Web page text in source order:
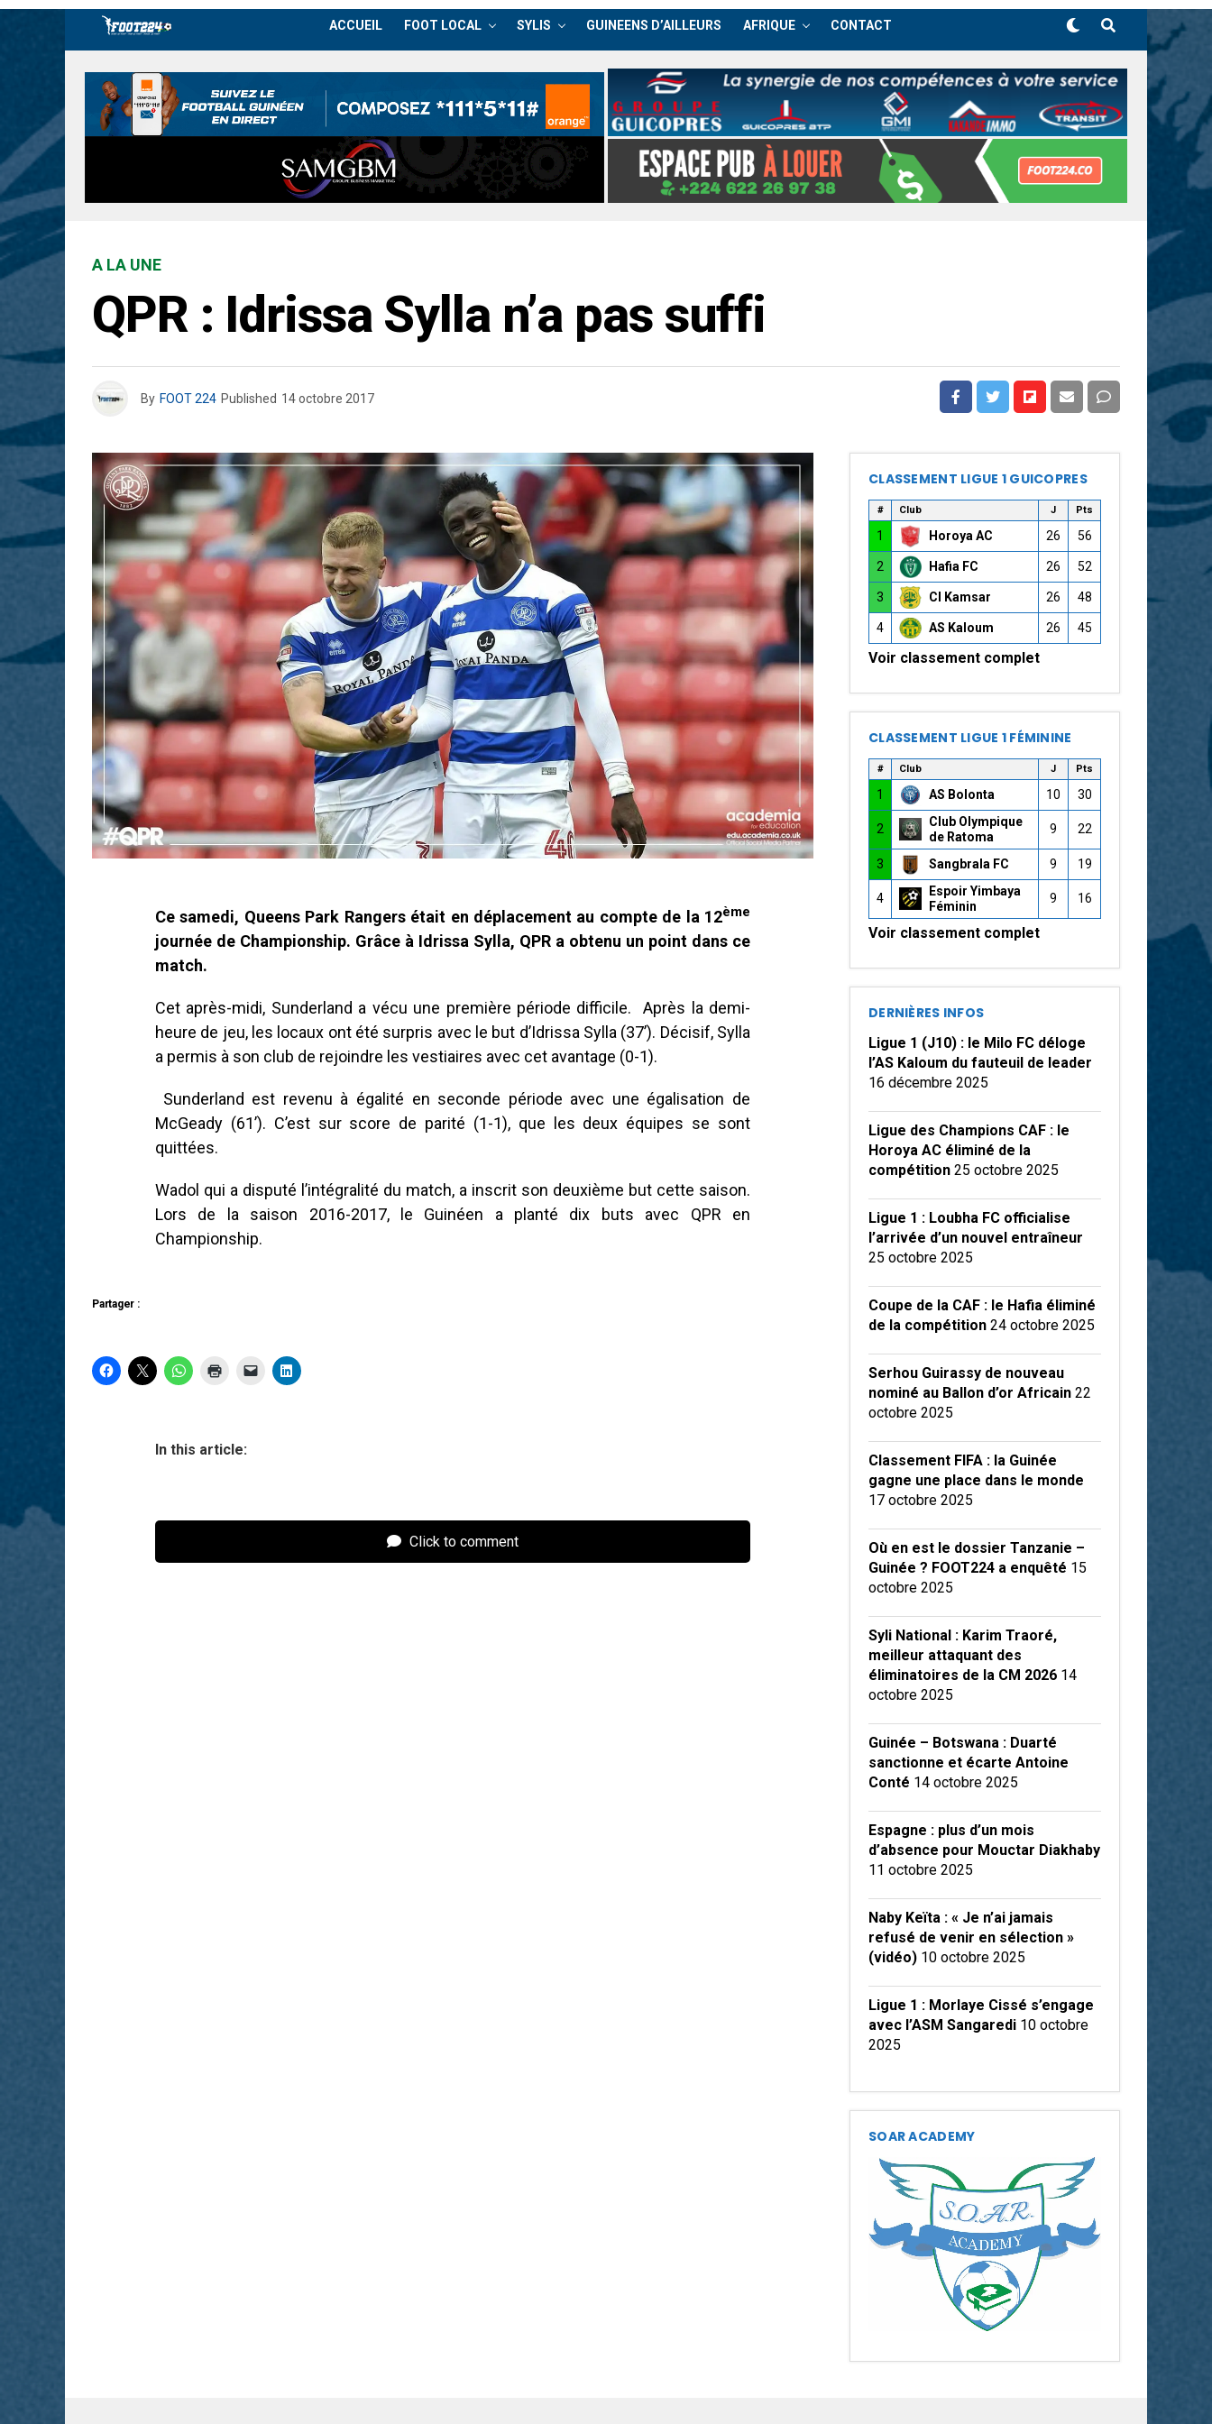
ACCUEIL FOOT LOCAL SYLIS GUINEENS D’AILLEURS AFRIQUE CONTACT
A LA UNE
QPR : Idrissa Sylla n’a pas suffi
By FOOT 224 Published 14 octobre 2017
Ce samedi, Queens Park Rangers était en déplacement au compte de la 12ème
journée de Championship. Grâce à Idrissa Sylla, QPR a obtenu un point dans ce
match.
Cet après-midi, Sunderland a vécu une première période difficile. Après la demi-
heure de jeu, les locaux ont été surpris avec le but d’Idrissa Sylla (37’). Décisif, Sylla
a permis à son club de rejoindre les vestiaires avec cet avantage (0-1).
Sunderland est revenu à égalité en seconde période avec une égalisation de
McGeady (61’). C’est sur score de parité (1-1), que les deux équipes se sont
quittées.
Wadol qui a disputé l’intégralité du match, a inscrit son deuxième but cette saison.
Lors de la saison 2016-2017, le Guinéen a planté dix buts avec QPR en
Championship.
Partager :
In this article:
Click to comment
CLASSEMENT LIGUE 1 GUICOPRES
# Club J Pts
1 Horoya AC 26 56
2 Hafia FC 26 52
3 CI Kamsar 26 48
4 AS Kaloum 26 45
Voir classement complet
CLASSEMENT LIGUE 1 FÉMININE
# Club J Pts
1 AS Bolonta 10 30
2
Club Olympique
de Ratoma
9 22
3 Sangbrala FC 9 19
4
Espoir Yimbaya
Féminin
9 16
Voir classement complet
DERNIÈRES INFOS
Ligue 1 (J10) : le Milo FC déloge
l’AS Kaloum du fauteuil de leader
16 décembre 2025
Ligue des Champions CAF : le
Horoya AC éliminé de la
compétition 25 octobre 2025
Ligue 1 : Loubha FC officialise
l’arrivée d’un nouvel entraîneur
25 octobre 2025
Coupe de la CAF : le Hafia éliminé
de la compétition 24 octobre 2025
Serhou Guirassy de nouveau
nominé au Ballon d’or Africain 22
octobre 2025
Classement FIFA : la Guinée
gagne une place dans le monde
17 octobre 2025
Où en est le dossier Tanzanie –
Guinée ? FOOT224 a enquêté 15
octobre 2025
Syli National : Karim Traoré,
meilleur attaquant des
éliminatoires de la CM 2026 14
octobre 2025
Guinée – Botswana : Duarté
sanctionne et écarte Antoine
Conté 14 octobre 2025
Espagne : plus d’un mois
d’absence pour Mouctar Diakhaby
11 octobre 2025
Naby Keïta : « Je n’ai jamais
refusé de venir en sélection »
(vidéo) 10 octobre 2025
Ligue 1 : Morlaye Cissé s’engage
avec l’ASM Sangaredi 10 octobre
2025
SOAR ACADEMY